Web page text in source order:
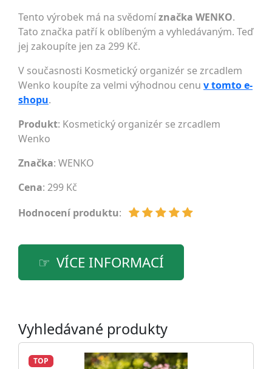
Tento výrobek má na svědomíznačka WENKO.
Tato značka patří k oblíbeným a vyhledávaným. Teď
jej zakoupíte jen za 299 Kč.
V současnosti Kosmetický organizér se zrcadlem
Wenko koupíte za velmi výhodnou cenu v tomto e-
shopu.
Produkt: Kosmetický organizér se zrcadlem
Wenko
Značka: WENKO
Cena: 299 Kč
Hodnocení produktu:
VÍCE INFORMACÍ
Vyhledávané produkty
TOP